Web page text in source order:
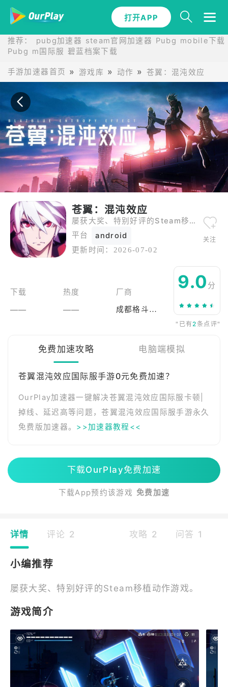
打开APP
推荐： pubg加速器 steam官网加速器 Pubg mobile下载
Pubg m国际服 碧蓝档案下载
手游加速器首页 游戏库 动作 苍翼：混沌效应
打开APP
苍翼：混沌效应
屡获大奖、特别好评的Steam移植动作游戏。
平台
android
更新时间： 2026-07-02
关注
下载
——
热度
——
厂商
成都格斗科技有限公司
9.0 分
"已有2 条点评"
免费加速攻略 电脑端模拟
苍翼混沌效应国际服手游0元免费加速？
OurPlay加速器一键解决苍翼混沌效应国际服卡顿|
掉线、延迟高等问题，苍翼混沌效应国际服手游永久
免费版加速器。 >>加速器教程<<
下载OurPlay免费加速
下载App预约该游戏 免费加速
详情 评论 2 攻略 2 问答 1
小编推荐
屡获大奖、特别好评的Steam移植动作游戏。
游戏简介